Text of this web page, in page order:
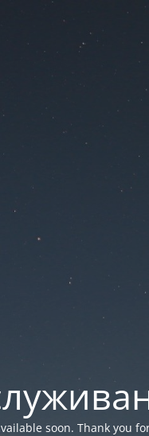
soon. Thank you